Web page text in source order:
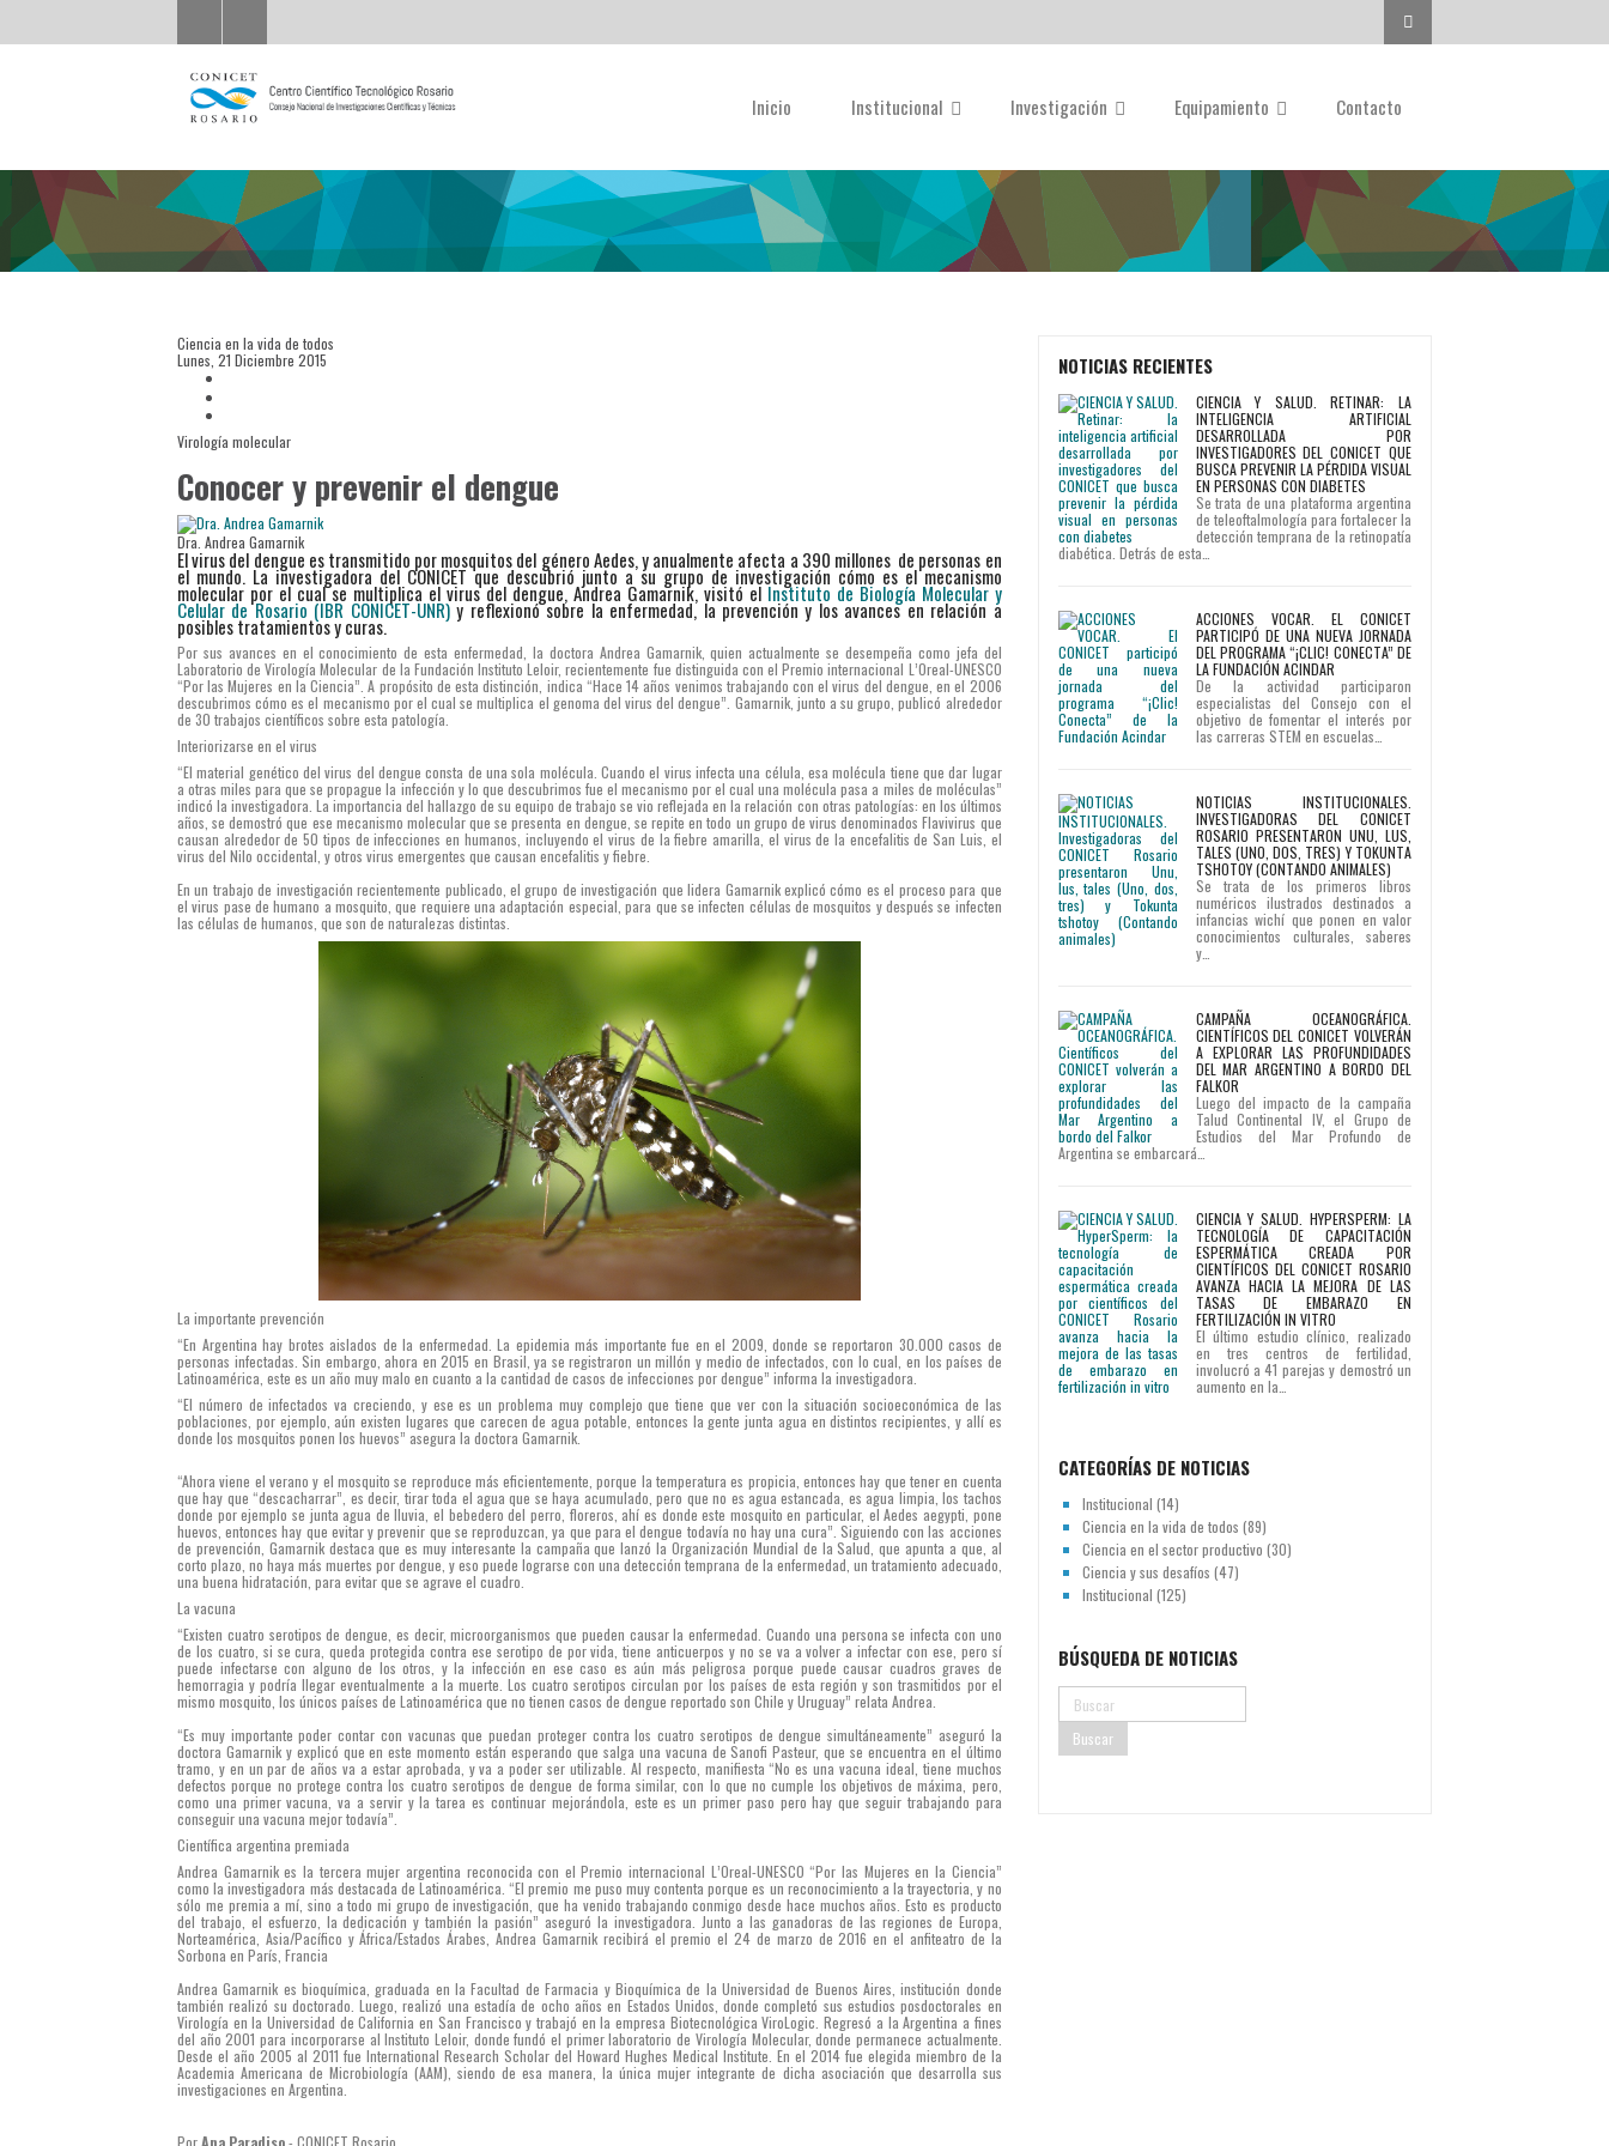
Inicio Institucional Investigación Equipamiento Contacto
Ciencia en la vida de todos
Lunes, 21 Diciembre 2015
Virología molecular
Conocer y prevenir el dengue
Dra. Andrea Gamarnik
El virus del dengue es transmitido por mosquitos del género Aedes, y anualmente afecta a 390 millones de personas en
el mundo. La investigadora del CONICET que descubrió junto a su grupo de investigación cómo es el mecanismo
molecular por el cual se multiplica el virus del dengue, Andrea Gamarnik, visitó elInstituto de Biología Molecular y
Celular de Rosario (IBR CONICET-UNR)y reflexionó sobre la enfermedad, la prevención y los avances en relación a
posibles tratamientos y curas.
Por sus avances en el conocimiento de esta enfermedad, la doctora Andrea Gamarnik, quien actualmente se desempeña como jefa del
Laboratorio de Virología Molecular de la Fundación Instituto Leloir, recientemente fue distinguida con el Premio internacional L’Oreal-UNESCO
“Por las Mujeres en la Ciencia”. A propósito de esta distinción, indica “Hace 14 años venimos trabajando con el virus del dengue, en el 2006
descubrimos cómo es el mecanismo por el cual se multiplica el genoma del virus del dengue”. Gamarnik, junto a su grupo, publicó alrededor
de 30 trabajos científicos sobre esta patología.
Interiorizarse en el virus
“El material genético del virus del dengue consta de una sola molécula. Cuando el virus infecta una célula, esa molécula tiene que dar lugar
a otras miles para que se propague la infección y lo que descubrimos fue el mecanismo por el cual una molécula pasa a miles de moléculas”
indicó la investigadora. La importancia del hallazgo de su equipo de trabajo se vio reflejada en la relación con otras patologías: en los últimos
años, se demostró que ese mecanismo molecular que se presenta en dengue, se repite en todo un grupo de virus denominados Flavivirus que
causan alrededor de 50 tipos de infecciones en humanos, incluyendo el virus de la fiebre amarilla, el virus de la encefalitis de San Luis, el
virus del Nilo occidental, y otros virus emergentes que causan encefalitis y fiebre.
En un trabajo de investigación recientemente publicado, el grupo de investigación que lidera Gamarnik explicó cómo es el proceso para que
el virus pase de humano a mosquito, que requiere una adaptación especial, para que se infecten células de mosquitos y después se infecten
las células de humanos, que son de naturalezas distintas.
La importante prevención
“En Argentina hay brotes aislados de la enfermedad. La epidemia más importante fue en el 2009, donde se reportaron 30.000 casos de
personas infectadas. Sin embargo, ahora en 2015 en Brasil, ya se registraron un millón y medio de infectados, con lo cual, en los países de
Latinoamérica, este es un año muy malo en cuanto a la cantidad de casos de infecciones por dengue” informa la investigadora.
“El número de infectados va creciendo, y ese es un problema muy complejo que tiene que ver con la situación socioeconómica de las
poblaciones, por ejemplo, aún existen lugares que carecen de agua potable, entonces la gente junta agua en distintos recipientes, y allí es
donde los mosquitos ponen los huevos” asegura la doctora Gamarnik.
“Ahora viene el verano y el mosquito se reproduce más eficientemente, porque la temperatura es propicia, entonces hay que tener en cuenta
que hay que “descacharrar”, es decir, tirar toda el agua que se haya acumulado, pero que no es agua estancada, es agua limpia, los tachos
donde por ejemplo se junta agua de lluvia, el bebedero del perro, floreros, ahí es donde este mosquito en particular, el Aedes aegypti, pone
huevos, entonces hay que evitar y prevenir que se reproduzcan, ya que para el dengue todavía no hay una cura”. Siguiendo con las acciones
de prevención, Gamarnik destaca que es muy interesante la campaña que lanzó la Organización Mundial de la Salud, que apunta a que, al
corto plazo, no haya más muertes por dengue, y eso puede lograrse con una detección temprana de la enfermedad, un tratamiento adecuado,
una buena hidratación, para evitar que se agrave el cuadro.
La vacuna
“Existen cuatro serotipos de dengue, es decir, microorganismos que pueden causar la enfermedad. Cuando una persona se infecta con uno
de los cuatro, si se cura, queda protegida contra ese serotipo de por vida, tiene anticuerpos y no se va a volver a infectar con ese, pero sí
puede infectarse con alguno de los otros, y la infección en ese caso es aún más peligrosa porque puede causar cuadros graves de
hemorragia y podría llegar eventualmente a la muerte. Los cuatro serotipos circulan por los países de esta región y son trasmitidos por el
mismo mosquito, los únicos países de Latinoamérica que no tienen casos de dengue reportado son Chile y Uruguay” relata Andrea.
“Es muy importante poder contar con vacunas que puedan proteger contra los cuatro serotipos de dengue simultáneamente” aseguró la
doctora Gamarnik y explicó que en este momento están esperando que salga una vacuna de Sanofi Pasteur, que se encuentra en el último
tramo, y en un par de años va a estar aprobada, y va a poder ser utilizable. Al respecto, manifiesta “No es una vacuna ideal, tiene muchos
defectos porque no protege contra los cuatro serotipos de dengue de forma similar, con lo que no cumple los objetivos de máxima, pero,
como una primer vacuna, va a servir y la tarea es continuar mejorándola, este es un primer paso pero hay que seguir trabajando para
conseguir una vacuna mejor todavía”.
Científica argentina premiada
Andrea Gamarnik es la tercera mujer argentina reconocida con el Premio internacional L’Oreal-UNESCO “Por las Mujeres en la Ciencia”
como la investigadora más destacada de Latinoamérica. “El premio me puso muy contenta porque es un reconocimiento a la trayectoria, y no
sólo me premia a mí, sino a todo mi grupo de investigación, que ha venido trabajando conmigo desde hace muchos años. Esto es producto
del trabajo, el esfuerzo, la dedicación y también la pasión” aseguró la investigadora. Junto a las ganadoras de las regiones de Europa,
Norteamérica, Asia/Pacífico y África/Estados Árabes, Andrea Gamarnik recibirá el premio el 24 de marzo de 2016 en el anfiteatro de la
Sorbona en París, Francia
Andrea Gamarnik es bioquímica, graduada en la Facultad de Farmacia y Bioquímica de la Universidad de Buenos Aires, institución donde
también realizó su doctorado. Luego, realizó una estadía de ocho años en Estados Unidos, donde completó sus estudios posdoctorales en
Virología en la Universidad de California en San Francisco y trabajó en la empresa Biotecnológica ViroLogic. Regresó a la Argentina a fines
del año 2001 para incorporarse al Instituto Leloir, donde fundó el primer laboratorio de Virología Molecular, donde permanece actualmente.
Desde el año 2005 al 2011 fue International Research Scholar del Howard Hughes Medical Institute. En el 2014 fue elegida miembro de la
Academia Americana de Microbiología (AAM), siendo de esa manera, la única mujer integrante de dicha asociación que desarrolla sus
investigaciones en Argentina.
PorAna Paradiso- CONICET Rosario
NOTICIAS RECIENTES
CIENCIA Y SALUD. RETINAR: LA
INTELIGENCIA ARTIFICIAL
DESARROLLADA POR
INVESTIGADORES DEL CONICET QUE
BUSCA PREVENIR LA PÉRDIDA VISUAL
EN PERSONAS CON DIABETES
Se trata de una plataforma argentina
de teleoftalmología para fortalecer la
detección temprana de la retinopatía
diabética. Detrás de esta…
ACCIONES VOCAR. EL CONICET
PARTICIPÓ DE UNA NUEVA JORNADA
DEL PROGRAMA “¡CLIC! CONECTA” DE
LA FUNDACIÓN ACINDAR
De la actividad participaron
especialistas del Consejo con el
objetivo de fomentar el interés por
las carreras STEM en escuelas…
NOTICIAS INSTITUCIONALES.
INVESTIGADORAS DEL CONICET
ROSARIO PRESENTARON UNU, LUS,
TALES (UNO, DOS, TRES) Y TOKUNTA
TSHOTOY (CONTANDO ANIMALES)
Se trata de los primeros libros
numéricos ilustrados destinados a
infancias wichí que ponen en valor
conocimientos culturales, saberes
y…
CAMPAÑA OCEANOGRÁFICA.
CIENTÍFICOS DEL CONICET VOLVERÁN
A EXPLORAR LAS PROFUNDIDADES
DEL MAR ARGENTINO A BORDO DEL
FALKOR
Luego del impacto de la campaña
Talud Continental IV, el Grupo de
Estudios del Mar Profundo de
Argentina se embarcará…
CIENCIA Y SALUD. HYPERSPERM: LA
TECNOLOGÍA DE CAPACITACIÓN
ESPERMÁTICA CREADA POR
CIENTÍFICOS DEL CONICET ROSARIO
AVANZA HACIA LA MEJORA DE LAS
TASAS DE EMBARAZO EN
FERTILIZACIÓN IN VITRO
El último estudio clínico, realizado
en tres centros de fertilidad,
involucró a 41 parejas y demostró un
aumento en la…
CATEGORÍAS DE NOTICIAS
Institucional (14)
Ciencia en la vida de todos (89)
Ciencia en el sector productivo (30)
Ciencia y sus desafíos (47)
Institucional (125)
BÚSQUEDA DE NOTICIAS